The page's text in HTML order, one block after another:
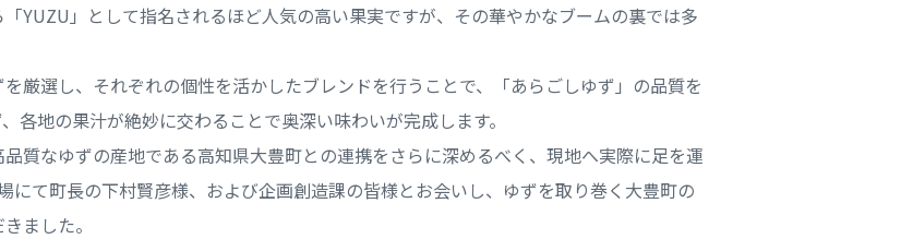
YUZU」として指名されるほど人気の高い果実ですが、その華やかなブームの裏では多
厳選し、それぞれの個性を活かしたブレンドを行うことで、「あらごしゆず」の品質を
各地の果汁が絶妙に交わることで奥深い味わいが完成します。
質なゆずの産地である高知県大豊町との連携をさらに深めるべく、現地へ実際に足を運
て町長の下村賢彦様、および企画創造課の皆様とお会いし、ゆずを取り巻く大豊町の
ました。